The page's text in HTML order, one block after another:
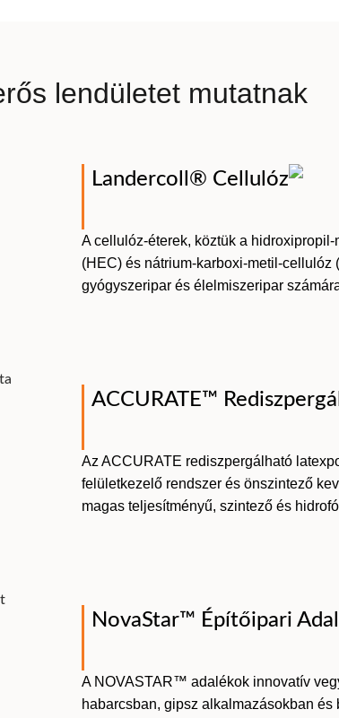
lendületet mutatnak
Landercoll® Cellulóz
A cellulóz-éterek, köztük a
(HEC) és nátrium-karboxi-metil-cellulóz
gyógyszeripar és élelmiszeripar
ACCURATE™
Az ACCURATE rediszpergálható
felületkezelő rendszer és önszintező
magas teljesítményű, szintező és
NovaStar™ Építőipari
A NOVASTAR™ adalékok innovatív
habarcsban, gipsz alkalmazásokban